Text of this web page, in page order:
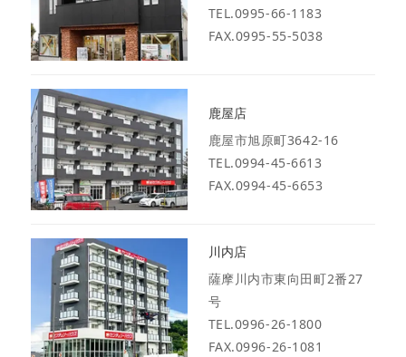
TEL.0995-66-1183
FAX.0995-55-5038
鹿屋店
鹿屋市旭原町3642-16
TEL.0994-45-6613
FAX.0994-45-6653
川内店
薩摩川内市東向田町2番27
号
TEL.0996-26-1800
FAX.0996-26-1081